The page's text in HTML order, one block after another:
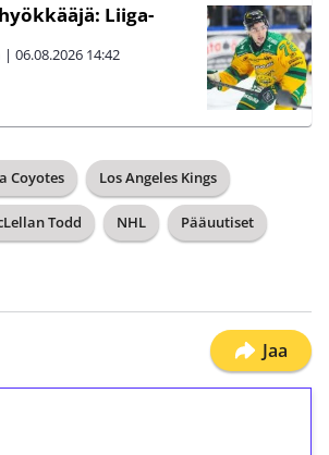
Liiga-
| 06.08.2026 14:42
Coyotes Los Angeles Kings
Todd NHL Pääuutiset
Jaa